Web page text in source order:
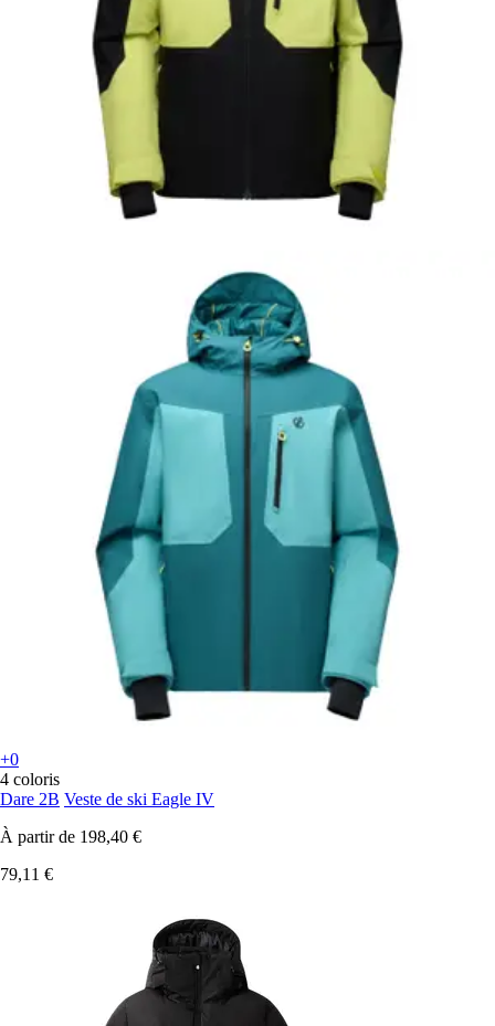
+0
4 coloris
Dare 2B Veste de ski Eagle IV
À partir de 198,40 €
79,11 €